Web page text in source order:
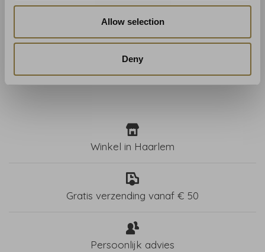
Allow selection
Deny
Winkel in Haarlem
Gratis verzending vanaf € 50
Persoonlijk advies